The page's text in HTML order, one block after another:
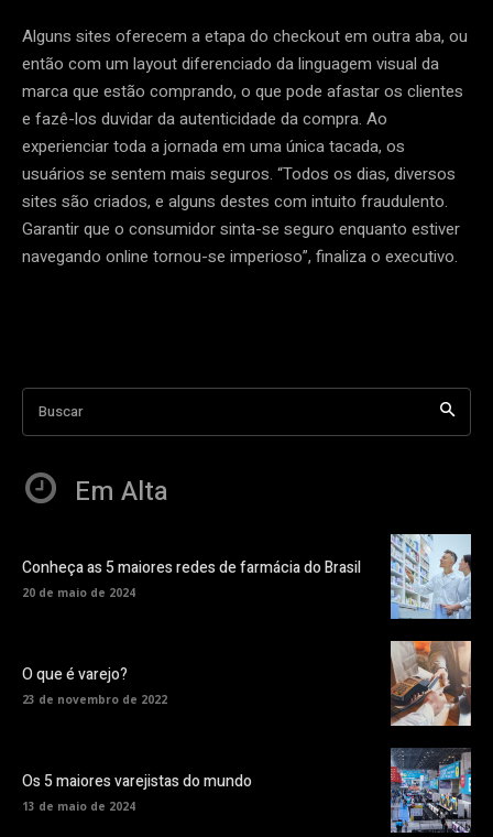
Alguns sites oferecem a etapa do checkout em outra aba, ou
então com um layout diferenciado da linguagem visual da
marca que estão comprando, o que pode afastar os clientes
e fazê-los duvidar da autenticidade da compra. Ao
experienciar toda a jornada em uma única tacada, os
usuários se sentem mais seguros. “Todos os dias, diversos
sites são criados, e alguns destes com intuito fraudulento.
Garantir que o consumidor sinta-se seguro enquanto estiver
navegando online tornou-se imperioso”, finaliza o executivo.
Buscar
Em Alta
Conheça as 5 maiores redes de farmácia do Brasil
20 de maio de 2024
O que é varejo?
23 de novembro de 2022
Os 5 maiores varejistas do mundo
13 de maio de 2024